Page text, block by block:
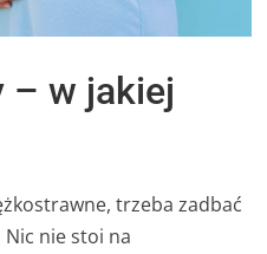
– w jakiej
trzeba zadbać
nie stoi na